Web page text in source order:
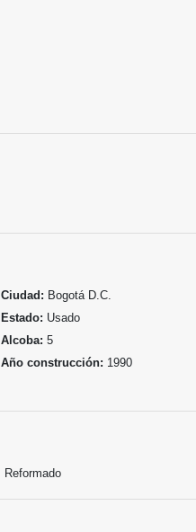
Ciudad: Bogotá D.C.
Estado: Usado
Alcoba: 5
Año construcción: 1990
Reformado